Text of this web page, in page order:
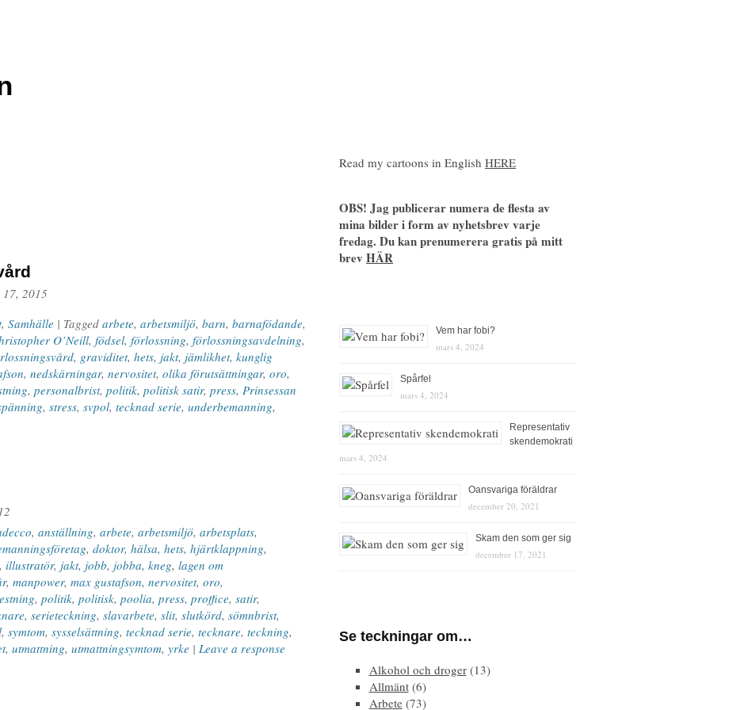
2015
, Samhälle | Tagged arbete, arbetsmiljö, barn, barnafödande,
O’Neill, födsel, förlossning, förlossningsavdelning,
, graviditet, hets, jakt, jämlikhet, kunglig
, nedskärningar, nervositet, olika förutsättningar, oro,
, personalbrist, politik, politisk satir, press, Prinsessan
, stress, svpol, tecknad serie, underbemanning,
, anställning, arbete, arbetsmiljö, arbetsplats,
, doktor, hälsa, hets, hjärtklappning,
, illustratör, jakt, jobb, jobba, kneg, lagen om
, manpower, max gustafson, nervositet, oro,
, politik, politisk, poolia, press, proffice, satir,
, serieteckning, slavarbete, slit, slutkörd, sömnbrist,
, symtom, sysselsättning, tecknad serie, tecknare, teckning,
, utmattning, utmattningsymtom, yrke | Leave a response
Read my cartoons in English HERE
OBS! Jag publicerar numera de flesta av
mina bilder i form av nyhetsbrev varje
fredag. Du kan prenumerera gratis på mitt
brev HÄR
Vem har fobi?
mars 4, 2024
Spårfel
mars 4, 2024
Representativ
skendemokrati
mars 4, 2024
Oansvariga föräldrar
december 20, 2021
Skam den som ger sig
december 17, 2021
Se teckningar om…
Alkohol och droger(13)
Allmänt(6)
Arbete(73)